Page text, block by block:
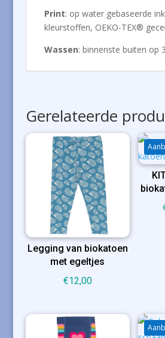
Print: op water gebaseerde
kleurstoffen, OEKO-TEX®
Wassen: binnenste buiten op
Gerelateerde
Legging van biokatoen
met egeltjes
€12,00